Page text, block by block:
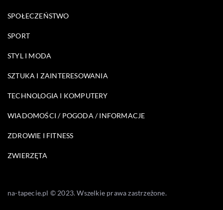
SPOŁECZEŃSTWO
SPORT
STYL I MODA
SZTUKA I ZAINTERESOWANIA
TECHNOLOGIA I KOMPUTERY
WIADOMOŚCI / POGODA / INFORMACJE
ZDROWIE I FITNESS
ZWIERZĘTA
na-tapecie.pl © 2023. Wszelkie prawa zastrzeżone.